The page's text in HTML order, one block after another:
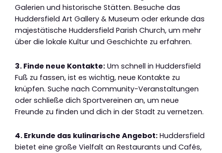
Galerien und historische Stätten. Besuche das
Huddersfield Art Gallery & Museum oder erkunde das
majestätische Huddersfield Parish Church, um mehr
über die lokale Kultur und Geschichte zu erfahren.
3. Finde neue Kontakte: Um schnell in Huddersfield
Fuß zu fassen, ist es wichtig, neue Kontakte zu
knüpfen. Suche nach Community-Veranstaltungen
oder schließe dich Sportvereinen an, um neue
Freunde zu finden und dich in der Stadt zu vernetzen.
4. Erkunde das kulinarische Angebot: Huddersfield
bietet eine große Vielfalt an Restaurants und Cafés,